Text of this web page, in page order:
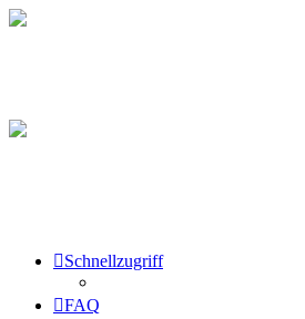
Schnellzugriff
FAQ